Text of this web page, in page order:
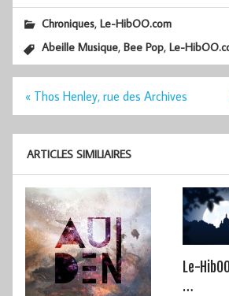
Chroniques,Le-HibOO.com
Abeille Musique,Bee Pop,Le-
Navigation
l’article
« Thos Henley, rue des Archives
ARTICLES SIMILIAIRES
Le-
…